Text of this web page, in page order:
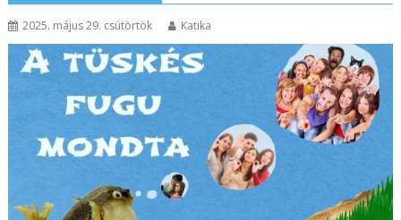
2025. május 29. csütörtök Katika